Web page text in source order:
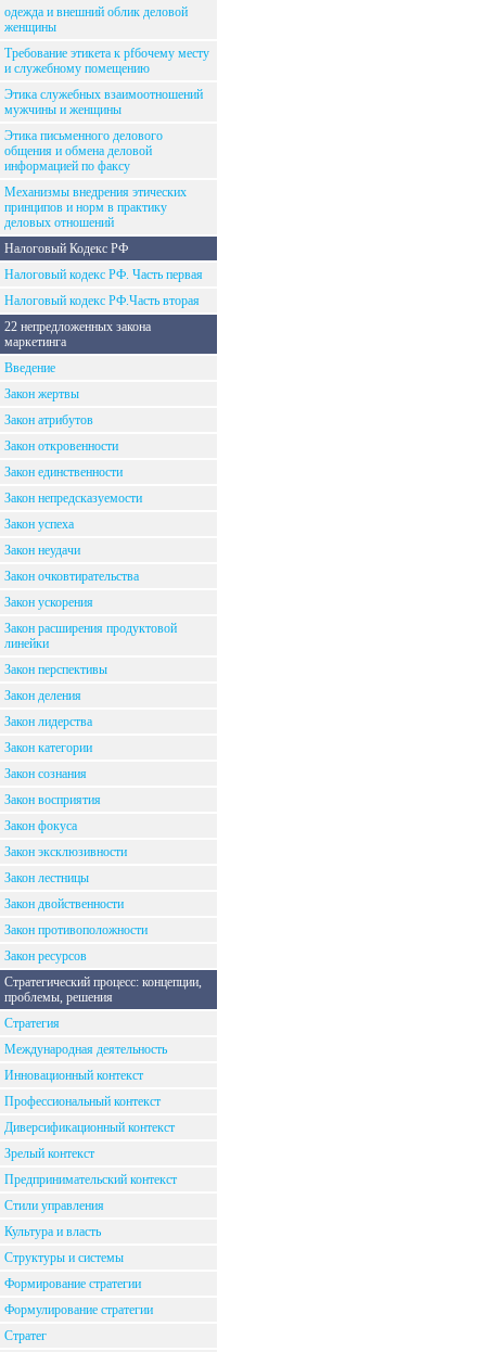
одежда и внешний облик деловой
женщины
Требование этикета к рfбочему месту
и служебному помещению
Этика служебных взаимоотношений
мужчины и женщины
Этика письменного делового
общения и обмена деловой
информацией по факсу
Механизмы внедрения этических
принципов и норм в практику
деловых отношений
Налоговый Кодекс РФ
Налоговый кодекс РФ. Часть первая
Налоговый кодекс РФ.Часть вторая
22 непредложенных закона
маркетинга
Введение
Закон жертвы
Закон атрибутов
Закон откровенности
Закон единственности
Закон непредсказуемости
Закон успеха
Закон неудачи
Закон очковтирательства
Закон ускорения
Закон расширения продуктовой
линейки
Закон перспективы
Закон деления
Закон лидерства
Закон категории
Закон сознания
Закон восприятия
Закон фокуса
Закон эксклюзивности
Закон лестницы
Закон двойственности
Закон противоположности
Закон ресурсов
Стратегический процесс: концепции,
проблемы, решения
Стратегия
Международная деятельность
Инновационный контекст
Профессиональный контекст
Диверсификационный контекст
Зрелый контекст
Предпринимательский контекст
Стили управления
Культура и власть
Структуры и системы
Формирование стратегии
Формулирование стратегии
Стратег